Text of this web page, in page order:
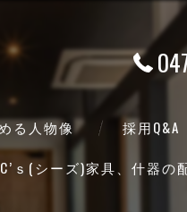
る人物像 採用Q&A
ｓ(シーズ)家具、什器の